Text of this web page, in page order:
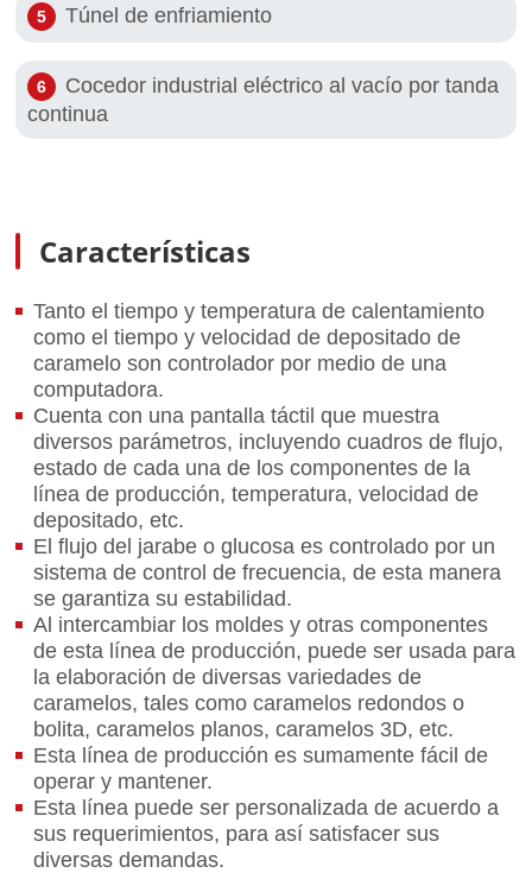
Túnel de enfriamiento
Cocedor industrial eléctrico al vacío por tanda
continua
Características
Tanto el tiempo y temperatura de calentamiento
como el tiempo y velocidad de depositado de
caramelo son controlador por medio de una
computadora.
Cuenta con una pantalla táctil que muestra
diversos parámetros, incluyendo cuadros de flujo,
estado de cada una de los componentes de la
línea de producción, temperatura, velocidad de
depositado, etc.
El flujo del jarabe o glucosa es controlado por un
sistema de control de frecuencia, de esta manera
se garantiza su estabilidad.
Al intercambiar los moldes y otras componentes
de esta línea de producción, puede ser usada para
la elaboración de diversas variedades de
caramelos, tales como caramelos redondos o
bolita, caramelos planos, caramelos 3D, etc.
Esta línea de producción es sumamente fácil de
operar y mantener.
Esta línea puede ser personalizada de acuerdo a
sus requerimientos, para así satisfacer sus
diversas demandas.